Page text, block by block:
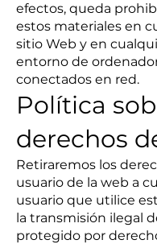
efectos, queda
estos materiales en
sitio Web y en
entorno de
conectados en red.
Política
derechos
Retiraremos los
usuario de la web a
usuario que utilice
la transmisión ilegal
protegido por